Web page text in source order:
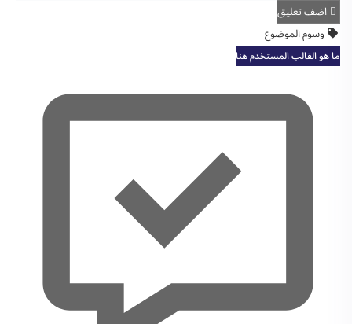
اضف تعليق
وسوم الموضوع
ما هو القالب المستخدم هنا